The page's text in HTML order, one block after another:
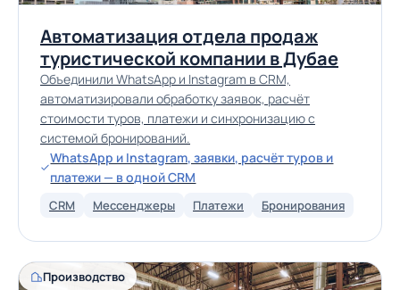
Автоматизация отдела продаж
туристической компании в Дубае
Объединили WhatsApp и Instagram в CRM,
автоматизировали обработку заявок, расчёт
стоимости туров, платежи и синхронизацию с
системой бронирований.
WhatsApp и Instagram, заявки, расчёт туров и
платежи — в одной CRM
CRM Мессенджеры Платежи Бронирования
Производство